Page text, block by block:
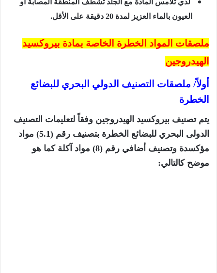
لدي تلامس المادة مع الجلد تشطف المنطقة المصابة أو
العيون بالماء العزيز لمدة 20 دقيقة على الأقل.
ملصقات المواد الخطرة الخاصة بمادة بيروكسيد
الهيدروجين
أولاً/ ملصقات التصنيف الدولي البحري للبضائع
الخطرة
يتم تصنيف بيروكسيد الهيدروجين وفقاً لتعليمات التصنيف
الدولى البحري للبضائع الخطرة بتصنيف رقم (5.1) مواد
مؤكسدة وتصنيف أضافي رقم (8) مواد آكلة كما هو
موضح كالتالي: